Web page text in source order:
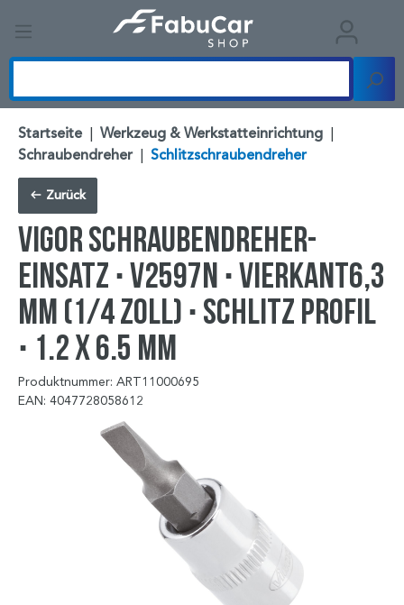
Startseite | Werkzeug & Werkstatteinrichtung |
Schraubendreher | Schlitzschraubendreher
Zurück
VIGOR Schraubendreher-
Einsatz ∙ V2597N ∙ Vierkant6,3
mm (1/4 Zoll) ∙ Schlitz Profil
∙ 1.2 x 6.5 mm
Produktnummer: ART11000695
EAN: 4047728058612